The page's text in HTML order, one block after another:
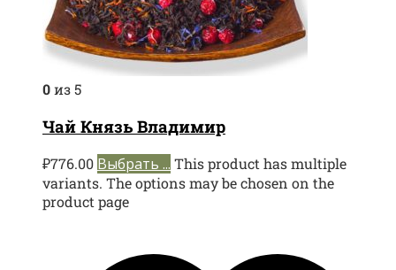
0из 5
Чай Князь Владимир
₽776.00 Выбрать ... This product has multiple
variants. The options may be chosen on the
product page